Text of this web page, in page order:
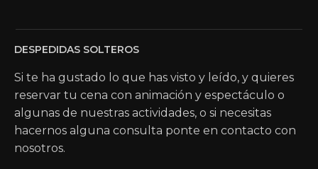
DESPEDIDAS SOLTEROS
Si te ha gustado lo que has visto y leído, y quieres
reservar tu cena con animación y espectáculo o
algunas de nuestras actividades, o si necesitas
hacernos alguna consulta ponte en contacto con
nosotros.